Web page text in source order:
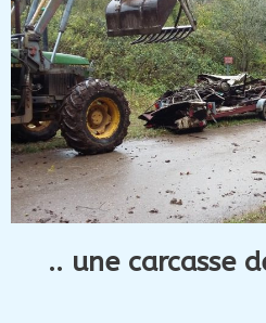
.. une carcasse